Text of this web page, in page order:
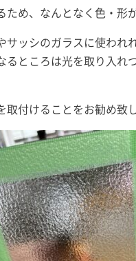
め、なんとなく色・形
ッシのガラスに使われ
ところは光を取り入れ
付けることをお勧め致